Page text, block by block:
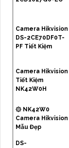
Camera Hikvision
DS-2CE70DF0T-
PF Tiết Kiệm
Camera Hikvision
Tiết Kiệm
NK42W0H
۞ NK42W0
Camera Hikvision
Mẫu Đẹp
DS-